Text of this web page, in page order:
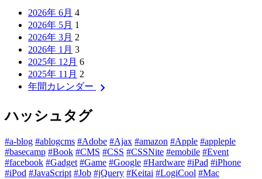
2026年 6月 4
2026年 5月 1
2026年 3月 2
2026年 1月 3
2025年 12月 6
2025年 11月 2
年間カレンダー
chevron_right
ハッシュタグ
#a-blog #ablogcms #Adobe #Ajax #amazon #Apple #appleple
#basecamp #Book #CMS #CSS #CSSNite #emobile #Event
#facebook #Gadget #Game #Google #Hardware #iPad #iPhone
#iPod #JavaScript #Job #jQuery #Keitai #LogiCool #Mac